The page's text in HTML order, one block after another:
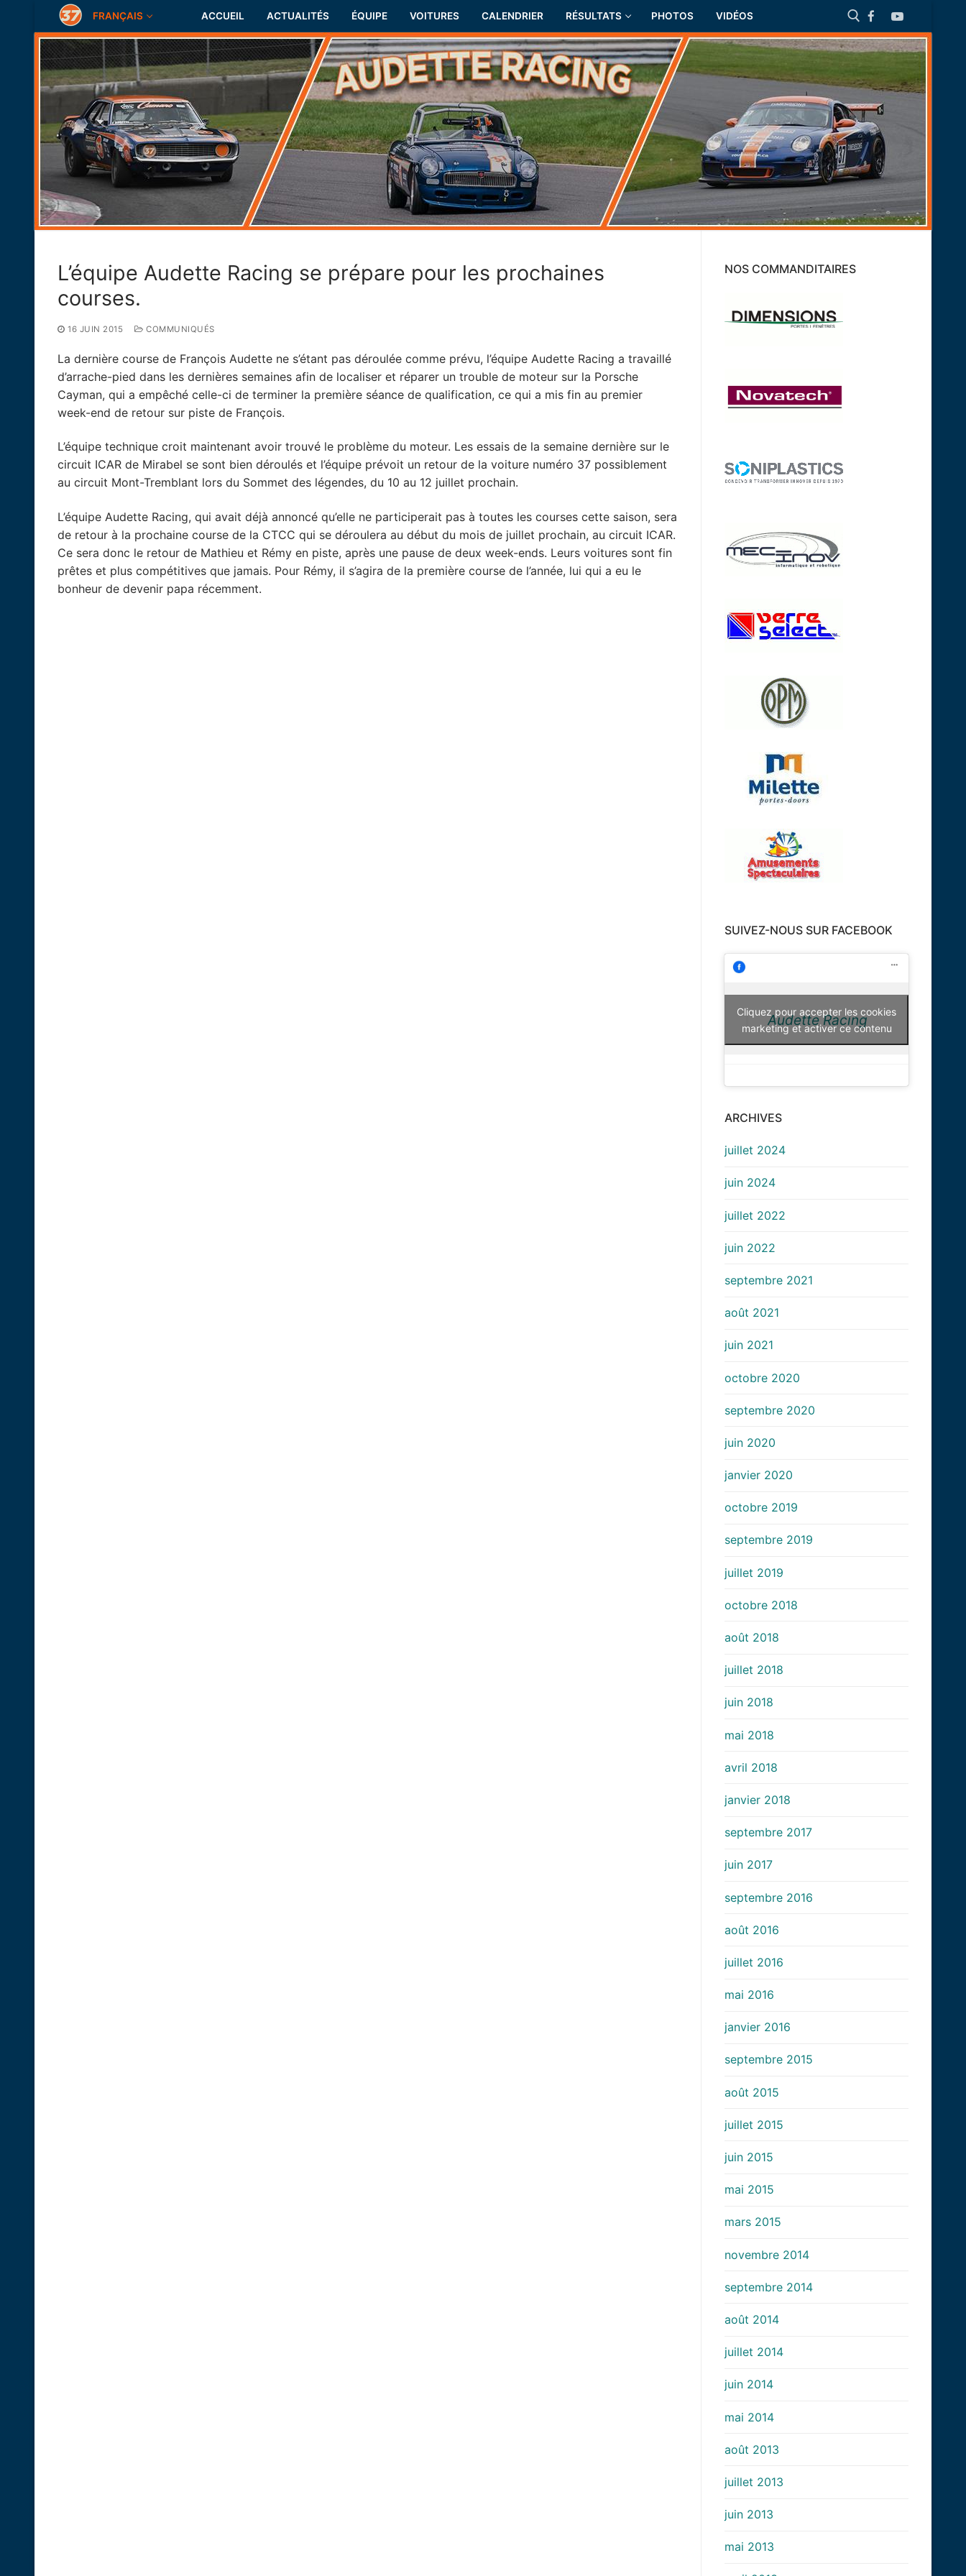
contenu
FRANÇAIS ACCUEIL ACTUALITÉS ÉQUIPE VOITURES CALENDRIER RÉSULTATS PHOTOS VIDÉOS
Rechercher :
L’équipe Audette Racing se prépare pour les prochaines
courses.
16 JUIN 2015 COMMUNIQUÉS
La dernière course de François Audette ne s’étant pas déroulée comme prévu, l’équipe Audette Racing a travaillé
d’arrache-pied dans les dernières semaines afin de localiser et réparer un trouble de moteur sur la Porsche
Cayman, qui a empêché celle-ci de terminer la première séance de qualification, ce qui a mis fin au premier
week-end de retour sur piste de François.
L’équipe technique croit maintenant avoir trouvé le problème du moteur. Les essais de la semaine dernière sur le
circuit ICAR de Mirabel se sont bien déroulés et l’équipe prévoit un retour de la voiture numéro 37 possiblement
au circuit Mont-Tremblant lors du Sommet des légendes, du 10 au 12 juillet prochain.
L’équipe Audette Racing, qui avait déjà annoncé qu’elle ne participerait pas à toutes les courses cette saison, sera
de retour à la prochaine course de la CTCC qui se déroulera au début du mois de juillet prochain, au circuit ICAR.
Ce sera donc le retour de Mathieu et Rémy en piste, après une pause de deux week-ends. Leurs voitures sont fin
prêtes et plus compétitives que jamais. Pour Rémy, il s’agira de la première course de l’année, lui qui a eu le
bonheur de devenir papa récemment.
NOS COMMANDITAIRES
SUIVEZ-NOUS SUR FACEBOOK
Audette Racing
Cliquez pour accepter les cookies
marketing et activer ce contenu
ARCHIVES
juillet 2024
juin 2024
juillet 2022
juin 2022
septembre 2021
août 2021
juin 2021
octobre 2020
septembre 2020
juin 2020
janvier 2020
octobre 2019
septembre 2019
juillet 2019
octobre 2018
août 2018
juillet 2018
juin 2018
mai 2018
avril 2018
janvier 2018
septembre 2017
juin 2017
septembre 2016
août 2016
juillet 2016
mai 2016
janvier 2016
septembre 2015
août 2015
juillet 2015
juin 2015
mai 2015
mars 2015
novembre 2014
septembre 2014
août 2014
juillet 2014
juin 2014
mai 2014
août 2013
juillet 2013
juin 2013
mai 2013